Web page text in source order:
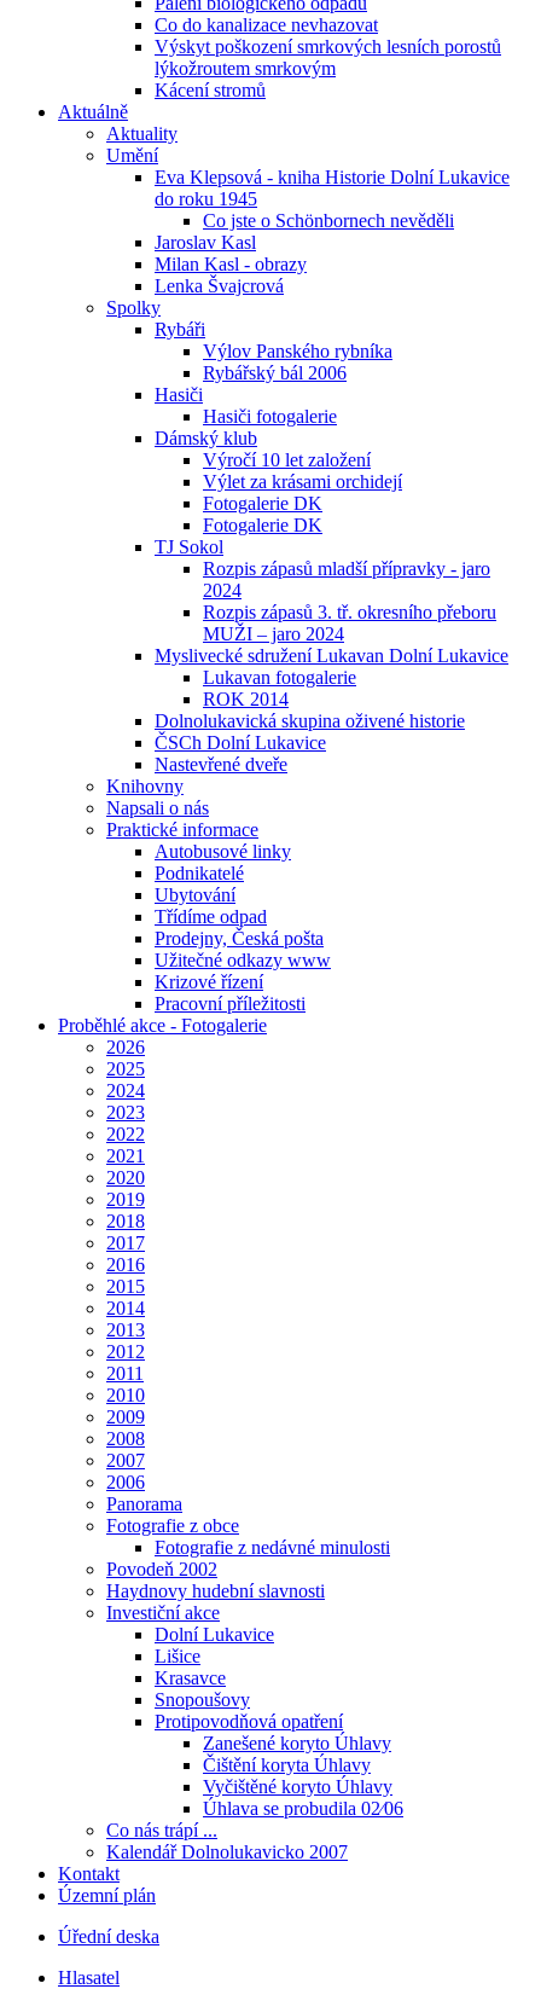
Co do kanalizace nevhazovat
Výskyt poškození smrkových lesních porostů
lýkožroutem smrkovým
Kácení stromů
Aktuálně
Aktuality
Umění
Eva Klepsová - kniha Historie Dolní Lukavice
do roku 1945
Co jste o Schönbornech nevěděli
Jaroslav Kasl
Milan Kasl - obrazy
Lenka Švajcrová
Spolky
Rybáři
Výlov Panského rybníka
Rybářský bál 2006
Hasiči
Hasiči fotogalerie
Dámský klub
Výročí 10 let založení
Výlet za krásami orchidejí
Fotogalerie DK
Fotogalerie DK
TJ Sokol
Rozpis zápasů mladší přípravky - jaro
2024
Rozpis zápasů 3. tř. okresního přeboru
MUŽI – jaro 2024
Myslivecké sdružení Lukavan Dolní Lukavice
Lukavan fotogalerie
ROK 2014
Dolnolukavická skupina oživené historie
ČSCh Dolní Lukavice
Nastevřené dveře
Knihovny
Napsali o nás
Praktické informace
Autobusové linky
Podnikatelé
Ubytování
Třídíme odpad
Prodejny, Česká pošta
Užitečné odkazy www
Krizové řízení
Pracovní příležitosti
Proběhlé akce - Fotogalerie
2026
2025
2024
2023
2022
2021
2020
2019
2018
2017
2016
2015
2014
2013
2012
2011
2010
2009
2008
2007
2006
Panorama
Fotografie z obce
Fotografie z nedávné minulosti
Povodeň 2002
Haydnovy hudební slavnosti
Investiční akce
Dolní Lukavice
Lišice
Krasavce
Snopoušovy
Protipovodňová opatření
Zanešené koryto Úhlavy
Čištění koryta Úhlavy
Vyčištěné koryto Úhlavy
Úhlava se probudila 02⁄06
Co nás trápí ...
Kalendář Dolnolukavicko 2007
Kontakt
Územní plán
Úřední deska
Hlasatel